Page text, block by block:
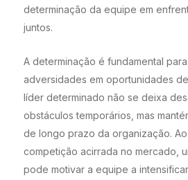
determinação da equipe em
juntos.
A determinação é fundamental
adversidades em oportunidades
líder determinado não se deixa
obstáculos temporários, mas
de longo prazo da organização.
competição acirrada no mercado,
pode motivar a equipe a